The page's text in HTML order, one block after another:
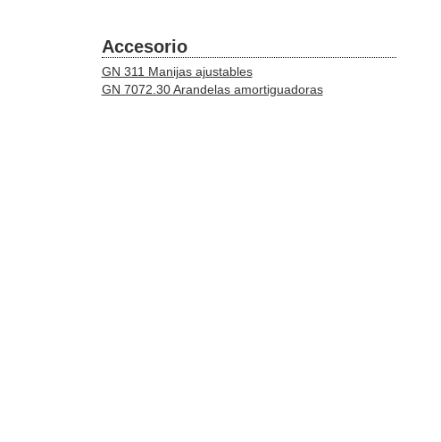
Accesorio
GN 311 Manijas ajustables
GN 7072.30 Arandelas amortiguadoras